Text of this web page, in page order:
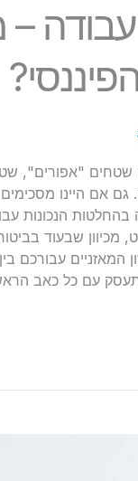
"אפורים",
אם היינו מסכימים
בהחלטות הנכונות
מכיוון שבעוד
המאזניים עבורכם
עם כל כאב